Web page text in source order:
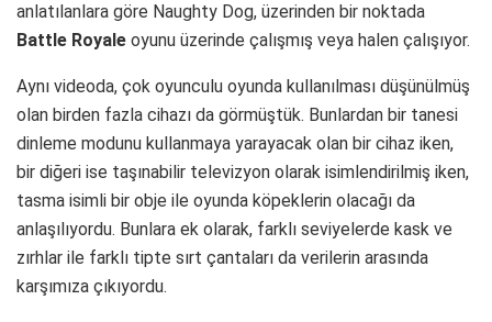
anlatılanlara göre Naughty Dog, üzerinden bir noktada
Battle Royale oyunu üzerinde çalışmış veya halen çalışıyor.
Aynı videoda, çok oyunculu oyunda kullanılması düşünülmüş
olan birden fazla cihazı da görmüştük. Bunlardan bir tanesi
dinleme modunu kullanmaya yarayacak olan bir cihaz iken,
bir diğeri ise taşınabilir televizyon olarak isimlendirilmiş iken,
tasma isimli bir obje ile oyunda köpeklerin olacağı da
anlaşılıyordu. Bunlara ek olarak, farklı seviyelerde kask ve
zırhlar ile farklı tipte sırt çantaları da verilerin arasında
karşımıza çıkıyordu.